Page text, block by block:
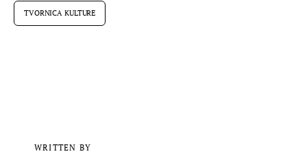
TVORNICA KULTURE
WRITTEN BY